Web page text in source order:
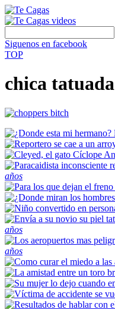
Siguenos en facebook
TOP
chica tatuada
años
años
años